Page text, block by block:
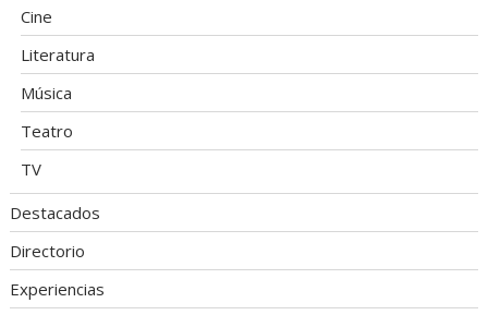
Cine
Literatura
Música
Teatro
TV
Destacados
Directorio
Experiencias